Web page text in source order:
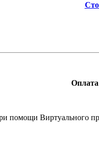
помощи Виртуального